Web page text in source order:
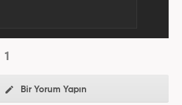
1
Bir Yorum Yapın